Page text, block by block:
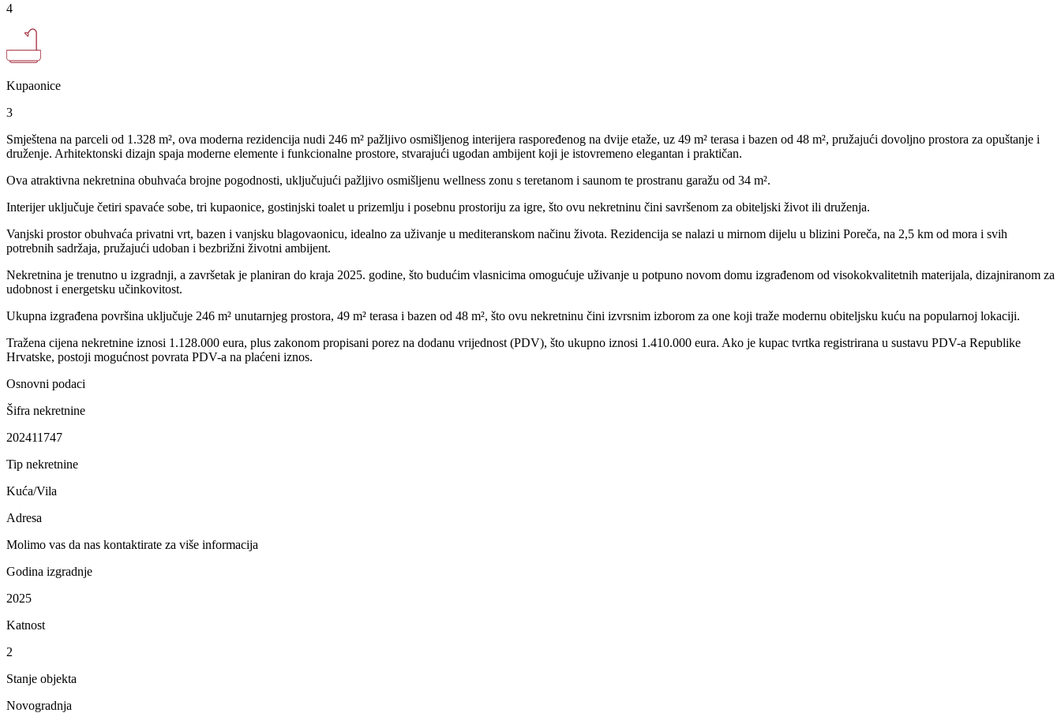
4
Kupaonice
3
Smještena na parceli od 1.328 m², ova moderna rezidencija nudi 246 m² pažljivo osmišljenog interijera raspoređenog na dvije etaže, uz 49 m² terasa i bazen od 48 m², pružajući dovoljno prostora za opuštanje i
druženje. Arhitektonski dizajn spaja moderne elemente i funkcionalne prostore, stvarajući ugodan ambijent koji je istovremeno elegantan i praktičan.
Ova atraktivna nekretnina obuhvaća brojne pogodnosti, uključujući pažljivo osmišljenu wellness zonu s teretanom i saunom te prostranu garažu od 34 m².
Interijer uključuje četiri spavaće sobe, tri kupaonice, gostinjski toalet u prizemlju i posebnu prostoriju za igre, što ovu nekretninu čini savršenom za obiteljski život ili druženja.
Vanjski prostor obuhvaća privatni vrt, bazen i vanjsku blagovaonicu, idealno za uživanje u mediteranskom načinu života. Rezidencija se nalazi u mirnom dijelu u blizini Poreča, na 2,5 km od mora i svih
potrebnih sadržaja, pružajući udoban i bezbrižni životni ambijent.
Nekretnina je trenutno u izgradnji, a završetak je planiran do kraja 2025. godine, što budućim vlasnicima omogućuje uživanje u potpuno novom domu izgrađenom od visokokvalitetnih materijala, dizajniranom za
udobnost i energetsku učinkovitost.
Ukupna izgrađena površina uključuje 246 m² unutarnjeg prostora, 49 m² terasa i bazen od 48 m², što ovu nekretninu čini izvrsnim izborom za one koji traže modernu obiteljsku kuću na popularnoj lokaciji.
Tražena cijena nekretnine iznosi 1.128.000 eura, plus zakonom propisani porez na dodanu vrijednost (PDV), što ukupno iznosi 1.410.000 eura. Ako je kupac tvrtka registrirana u sustavu PDV-a Republike
Hrvatske, postoji mogućnost povrata PDV-a na plaćeni iznos.
Osnovni podaci
Šifra nekretnine
202411747
Tip nekretnine
Kuća/Vila
Adresa
Molimo vas da nas kontaktirate za više informacija
Godina izgradnje
2025
Katnost
2
Stanje objekta
Novogradnja